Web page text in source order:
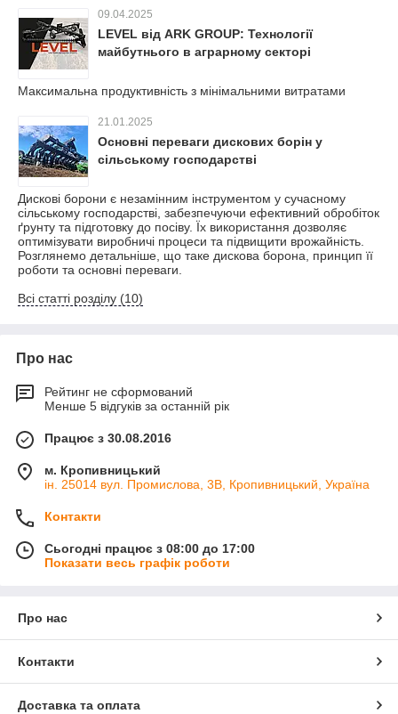
09.04.2025
LEVEL від ARK GROUP: Технології
майбутнього в аграрному секторі
Максимальна продуктивність з мінімальними витратами
21.01.2025
Основні переваги дискових борін у
сільському господарстві
Дискові борони є незамінним інструментом у сучасному
сільському господарстві, забезпечуючи ефективний обробіток
ґрунту та підготовку до посіву. Їх використання дозволяє
оптимізувати виробничі процеси та підвищити врожайність.
Розглянемо детальніше, що таке дискова борона, принцип її
роботи та основні переваги.
Всі статті розділу (10)
Про нас
Рейтинг не сформований
Менше 5 відгуків за останній рік
Працює з 30.08.2016
м. Кропивницький
ін. 25014 вул. Промислова, 3В, Кропивницький, Україна
Контакти
Сьогодні працює з 08:00 до 17:00
Показати весь графік роботи
Про нас
Контакти
Доставка та оплата